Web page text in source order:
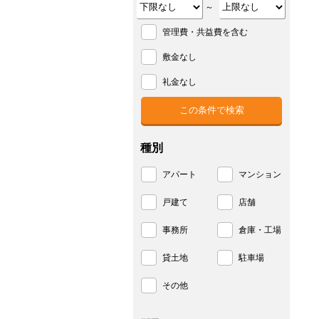
～
管理費・共益費を含む
敷金なし
礼金なし
種別
アパート マンション
戸建て 店舗
事務所 倉庫・工場
貸土地 駐車場
その他